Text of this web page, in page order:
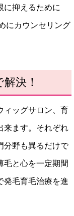
に抑えるために
にカウンセリング
決！
ィッグサロン、育
来ます。それぞれ
分野も異るだけで
毛と心を一定期間
発毛育毛治療を進